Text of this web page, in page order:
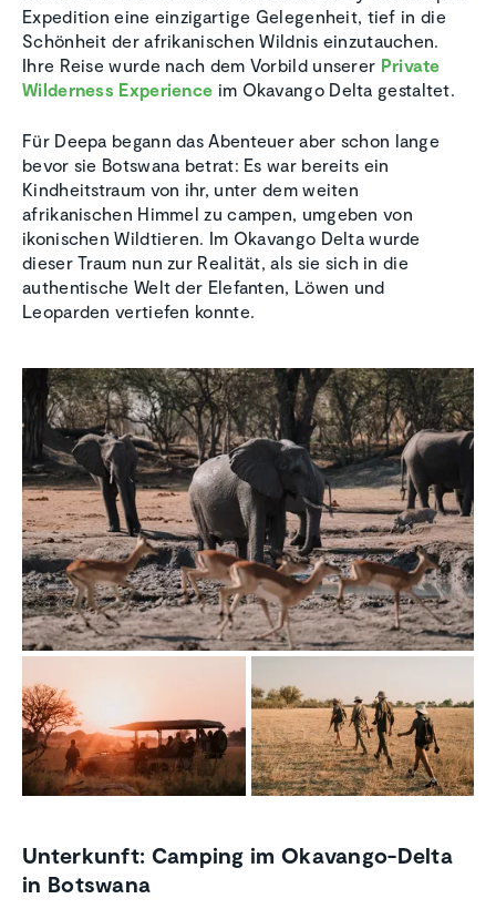
Expedition eine einzigartige Gelegenheit, tief in die
Schönheit der afrikanischen Wildnis einzutauchen.
Ihre Reise wurde nach dem Vorbild unserer Private
Wilderness Experience im Okavango Delta gestaltet.
Für Deepa begann das Abenteuer aber schon lange
bevor sie Botswana betrat: Es war bereits ein
Kindheitstraum von ihr, unter dem weiten
afrikanischen Himmel zu campen, umgeben von
ikonischen Wildtieren. Im Okavango Delta wurde
dieser Traum nun zur Realität, als sie sich in die
authentische Welt der Elefanten, Löwen und
Leoparden vertiefen konnte.
Unterkunft: Camping im Okavango-Delta
in Botswana